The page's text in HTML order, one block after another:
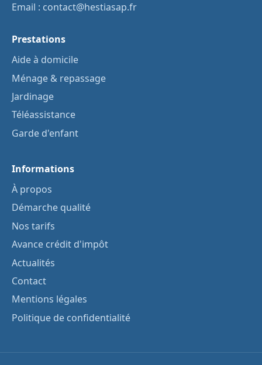
Email : contact@hestiasap.fr
Prestations
Aide à domicile
Ménage & repassage
Jardinage
Téléassistance
Garde d'enfant
Informations
À propos
Démarche qualité
Nos tarifs
Avance crédit d'impôt
Actualités
Contact
Mentions légales
Politique de confidentialité